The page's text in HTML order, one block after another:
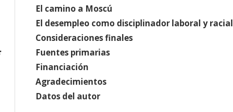
El camino a Moscú
El desempleo como disciplinador laboral y racial
Consideraciones finales
Fuentes primarias
Financiación
Agradecimientos
Datos del autor